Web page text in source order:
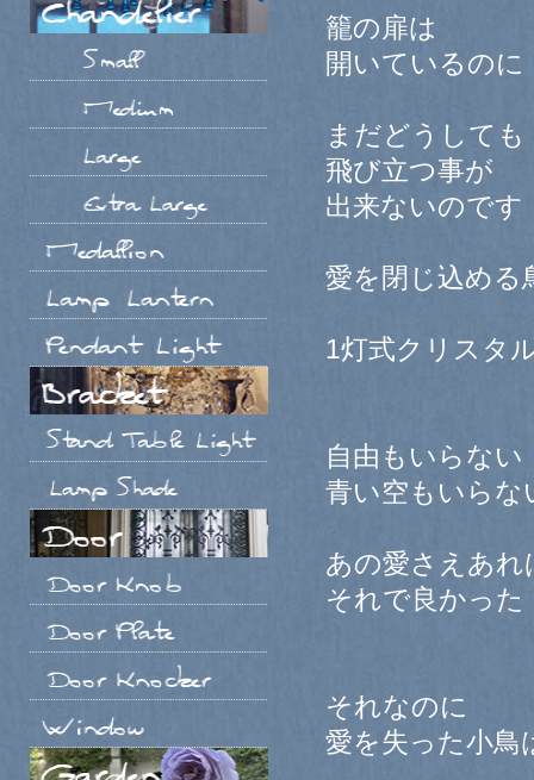
籠の扉は
開いているのに
まだどうしても
飛び立つ事が
出来ないのです
愛を閉じ込め
1灯式クリスタ
自由もいらない
青い空もいらな
あの愛さえあれ
それで良かった
それなのに
愛を失った小鳥